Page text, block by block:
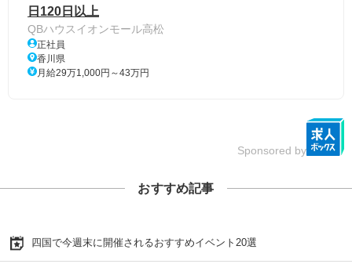
日120日以上
QBハウスイオンモール高松
正社員
香川県
月給29万1,000円～43万円
Sponsored by
おすすめ記事
四国で今週末に開催されるおすすめイベント20選